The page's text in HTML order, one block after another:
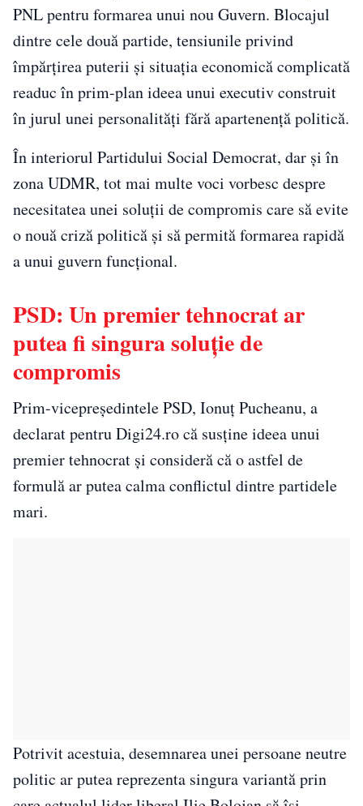
PNL pentru formarea unui nou Guvern. Blocajul
dintre cele două partide, tensiunile privind
împărțirea puterii și situația economică complicată
readuc în prim-plan ideea unui executiv construit
în jurul unei personalități fără apartenență politică.
În interiorul Partidului Social Democrat, dar și în
zona UDMR, tot mai multe voci vorbesc despre
necesitatea unei soluții de compromis care să evite
o nouă criză politică și să permită formarea rapidă
a unui guvern funcțional.
PSD: Un premier tehnocrat ar
putea fi singura soluție de
compromis
Prim-vicepreședintele PSD, Ionuț Pucheanu, a
declarat pentru Digi24.ro că susține ideea unui
premier tehnocrat și consideră că o astfel de
formulă ar putea calma conflictul dintre partidele
mari.
Potrivit acestuia, desemnarea unei persoane neutre
politic ar putea reprezenta singura variantă prin